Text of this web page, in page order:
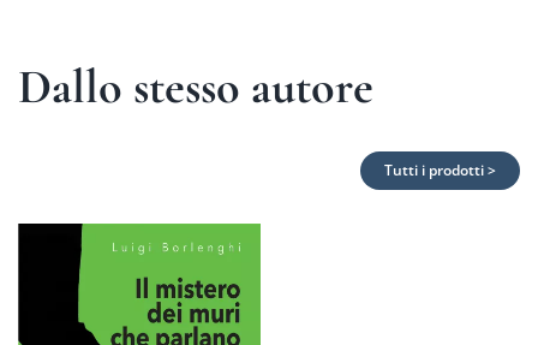
Dallo stesso autore
Tutti i prodotti >